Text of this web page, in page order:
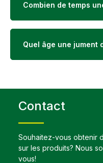
Combien de temps
Quel âge une jument
Contact
Souhaitez-vous obtenir
sur les produits? Nous
vous!